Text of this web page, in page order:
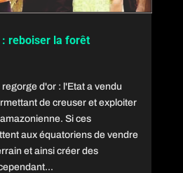
reboiser la forêt
d'or : l'Etat a vendu
de creuser et exploiter
Si ces
aux équatoriens de vendre
et ainsi créer des